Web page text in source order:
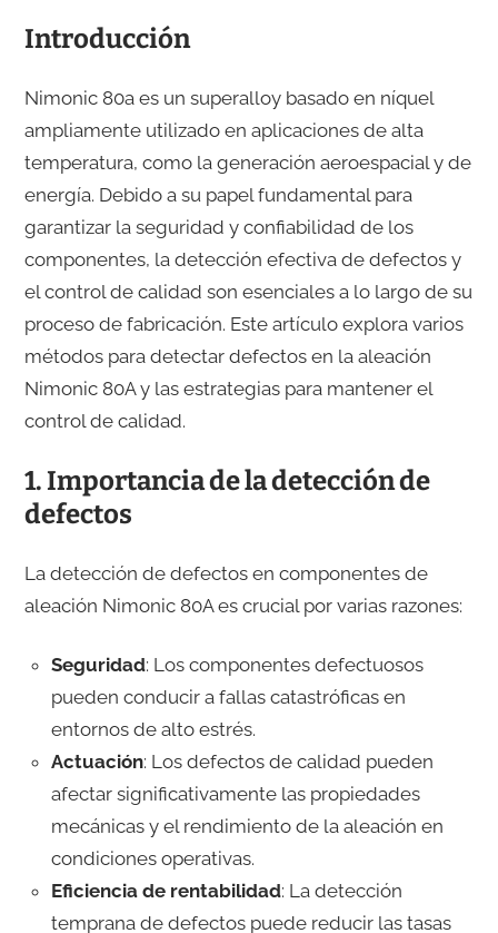
Introducción
Nimonic 80a es un superalloy basado en níquel
ampliamente utilizado en aplicaciones de alta
temperatura, como la generación aeroespacial y de
energía. Debido a su papel fundamental para
garantizar la seguridad y confiabilidad de los
componentes, la detección efectiva de defectos y
el control de calidad son esenciales a lo largo de su
proceso de fabricación. Este artículo explora varios
métodos para detectar defectos en la aleación
Nimonic 80A y las estrategias para mantener el
control de calidad.
1. Importancia de la detección de
defectos
La detección de defectos en componentes de
aleación Nimonic 80A es crucial por varias razones:
Seguridad: Los componentes defectuosos
pueden conducir a fallas catastróficas en
entornos de alto estrés.
Actuación: Los defectos de calidad pueden
afectar significativamente las propiedades
mecánicas y el rendimiento de la aleación en
condiciones operativas.
Eficiencia de rentabilidad: La detección
temprana de defectos puede reducir las tasas